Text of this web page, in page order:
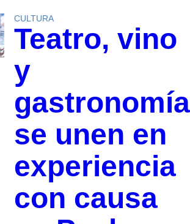
CULTURA
Teatro, vino
y
gastronomía
se unen en
experiencia
con causa